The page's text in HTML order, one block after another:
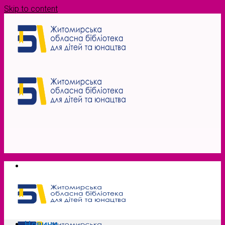
Skip to content